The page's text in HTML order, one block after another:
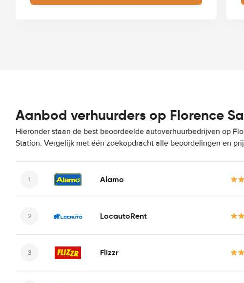
Aanbod verhuurders op Florence
Hieronder staan de best beoordeelde autoverhuurbedrijven op
Station. Vergelijk met één zoekopdracht alle beoordelingen en
Alamo
LocautoRent
Flizzr